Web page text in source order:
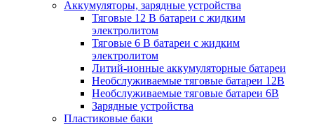
Аккумуляторы, зарядные устройства
Тяговые 12 В батареи с жидким
электролитом
Тяговые 6 В батареи с жидким
электролитом
Литий-ионные аккумуляторные батареи
Необслуживаемые тяговые батареи 12В
Необслуживаемые тяговые батареи 6В
Зарядные устройства
Пластиковые баки